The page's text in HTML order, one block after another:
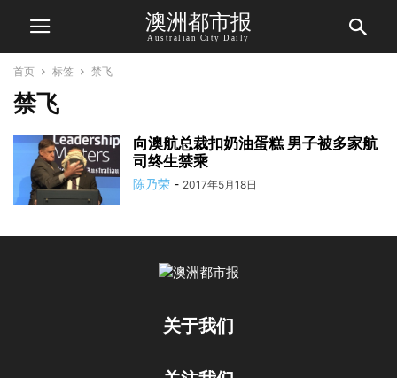
澳洲都市报
Australian City Daily
首页 标签 禁飞
禁飞
向澳航总裁扣奶油蛋糕 男子被多家航
司终生禁乘
陈乃荣 - 2017年5月18日
关于我们